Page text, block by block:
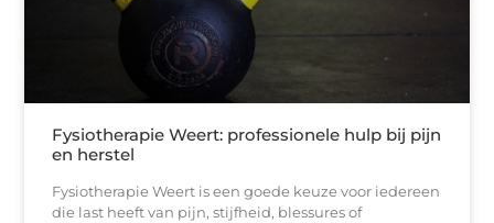
Fysiotherapie Weert: professionele hulp bij pijn
en herstel
Fysiotherapie Weert is een goede keuze voor iedereen
die last heeft van pijn, stijfheid, blessures of